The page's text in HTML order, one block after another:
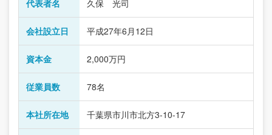
代表者名 久保 光司
会社設立日 平成27年6月12日
資本金 2,000万円
従業員数 78名
本社所在地 千葉県市川市北方3-10-17